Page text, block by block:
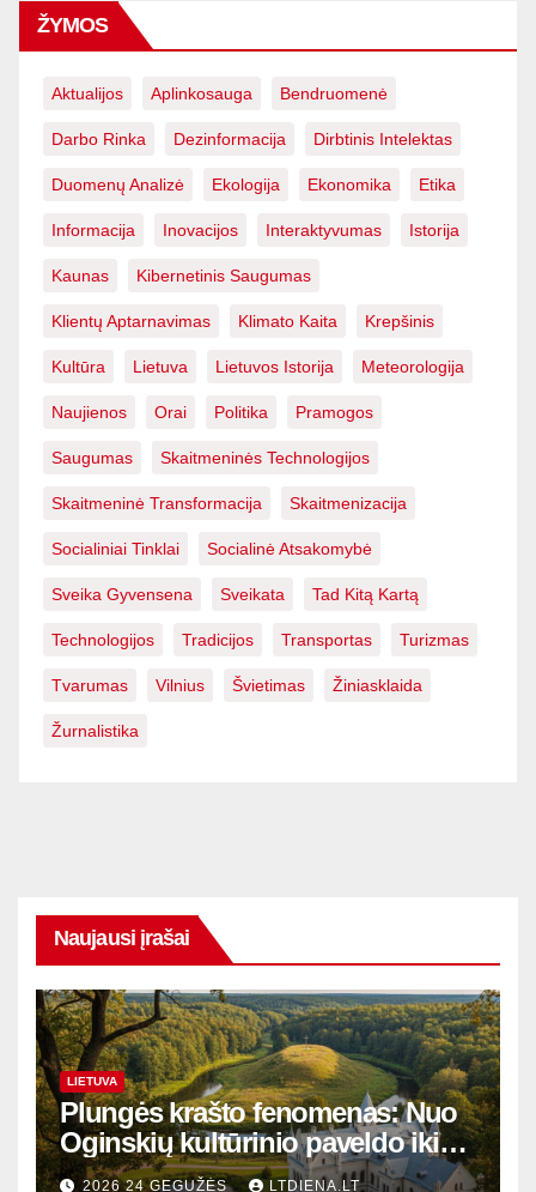
ŽYMOS
Aktualijos Aplinkosauga Bendruomenė
Darbo Rinka Dezinformacija Dirbtinis Intelektas
Duomenų Analizė Ekologija Ekonomika Etika
Informacija Inovacijos Interaktyvumas Istorija
Kaunas Kibernetinis Saugumas
Klientų Aptarnavimas Klimato Kaita Krepšinis
Kultūra Lietuva Lietuvos Istorija Meteorologija
Naujienos Orai Politika Pramogos
Saugumas Skaitmeninės Technologijos
Skaitmeninė Transformacija Skaitmenizacija
Socialiniai Tinklai Socialinė Atsakomybė
Sveika Gyvensena Sveikata Tad Kitą Kartą
Technologijos Tradicijos Transportas Turizmas
Tvarumas Vilnius Švietimas Žiniasklaida
Žurnalistika
Naujausi įrašai
LIETUVA
Plungės krašto fenomenas: Nuo
Oginskių kultūrinio paveldo iki
Žemaitijos gamtos perlų
2026 24 GEGUŽĖS LTDIENA.LT